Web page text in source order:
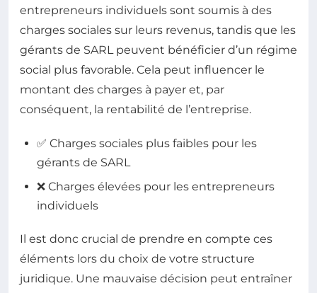
entrepreneurs individuels sont soumis à des
charges sociales sur leurs revenus, tandis que les
gérants de SARL peuvent bénéficier d’un régime
social plus favorable. Cela peut influencer le
montant des charges à payer et, par
conséquent, la rentabilité de l’entreprise.
✅ Charges sociales plus faibles pour les
gérants de SARL
❌ Charges élevées pour les entrepreneurs
individuels
Il est donc crucial de prendre en compte ces
éléments lors du choix de votre structure
juridique. Une mauvaise décision peut entraîner